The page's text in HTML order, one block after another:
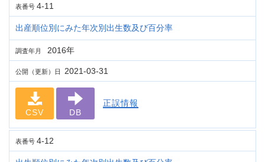
表番号 4-11
出産順位別にみた年次別出生数及び百分率
調査年月 2016年
公開（更新）日 2021-03-31
CSV DB
正誤情報
表番号 4-12